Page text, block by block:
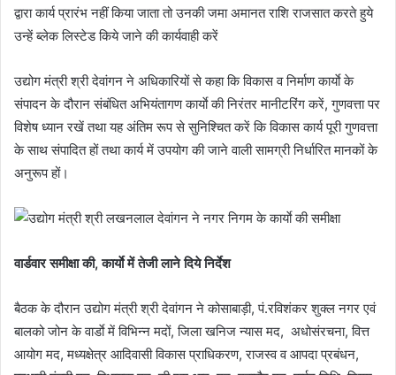
द्वारा कार्य प्रारंभ नहीं किया जाता तो उनकी जमा अमानत राशि राजसात करते हुये
उन्हें ब्लेक लिस्टेड किये जाने की कार्यवाही करें
उद्योग मंत्री श्री देवांगन ने अधिकारियों से कहा कि विकास व निर्माण कार्याे के
संपादन के दौरान संबंधित अभियंतागण कार्याे की निरंतर मानीटरिंग करें, गुणवत्ता पर
विशेष ध्यान रखें तथा यह अंतिम रूप से सुनिश्चित करें कि विकास कार्य पूरी गुणवत्ता
के साथ संपादित हों तथा कार्य में उपयोग की जाने वाली सामग्री निर्धारित मानकों के
अनुरूप हों।
वार्डवार समीक्षा की, कार्याे में तेजी लाने दिये निर्देश
बैठक के दौरान उद्योग मंत्री श्री देवांगन ने कोसाबाड़ी, पं.रविशंकर शुक्ल नगर एवं
बालको जोन के वार्डाे में विभिन्न मदों, जिला खनिज न्यास मद, अधोसंरचना, वित्त
आयोग मद, मध्यक्षेत्र आदिवासी विकास प्राधिकरण, राजस्व व आपदा प्रबंधन,